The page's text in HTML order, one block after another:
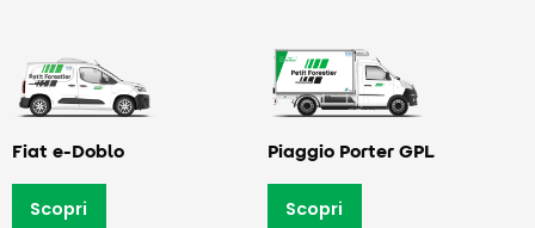
Fiat e-Doblo
Scopri
Piaggio Porter GPL
Scopri